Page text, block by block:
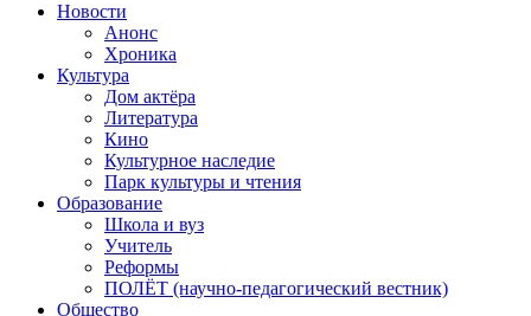
Новости
Анонс
Хроника
Культура
Дом актёра
Литература
Кино
Культурное наследие
Парк культуры и чтения
Образование
Школа и вуз
Учитель
Реформы
ПОЛЁТ (научно-педагогический вестник)
Общество